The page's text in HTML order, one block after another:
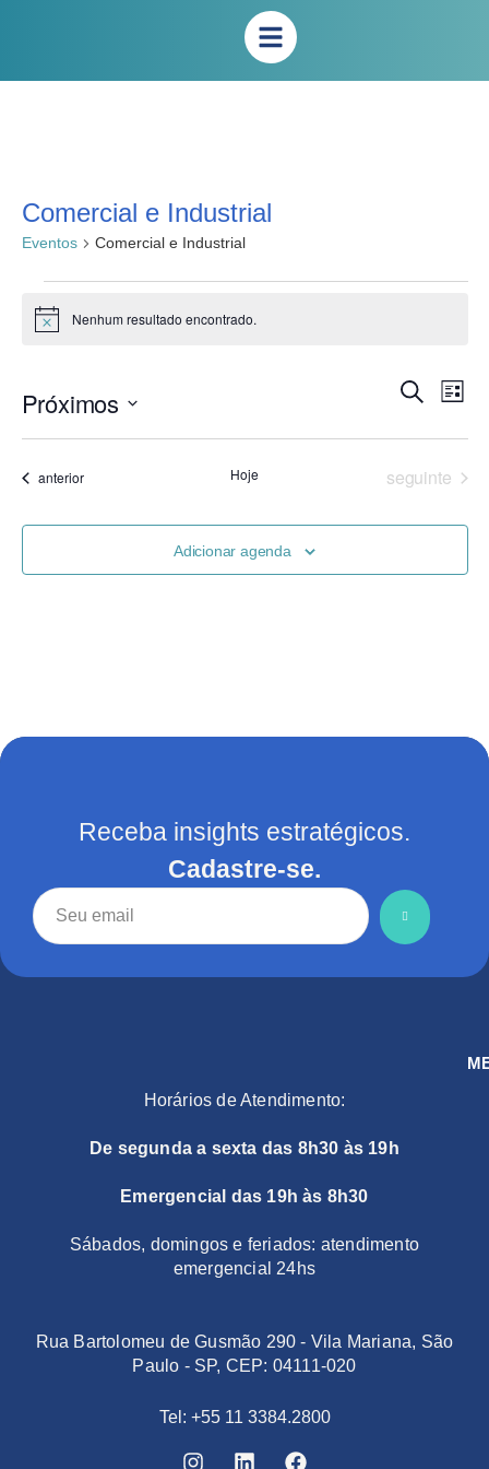
Comercial e Industrial
Eventos Comercial e Industrial
Notice Nenhum resultado encontrado.
e
Procurar
eventos
Lista
Próximos
data.Eventos
anterior Hoje Eventos
seguinte
Adicionar agenda
Receba insights estratégicos.
Cadastre-se.
Horários de Atendimento:
De segunda a sexta das 8h30 às 19h
Emergencial das 19h às 8h30
Sábados, domingos e feriados: atendimento
emergencial 24hs
Rua Bartolomeu de Gusmão 290 - Vila Mariana, São
Paulo - SP, CEP: 04111-020
Tel: +55 11 3384.2800